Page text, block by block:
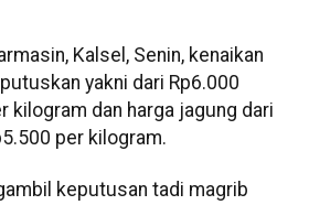
Kalsel, Senin, kenaikan
yakni dari Rp6.000
kilogram dan harga jagung dari
per kilogram.
keputusan tadi magrib